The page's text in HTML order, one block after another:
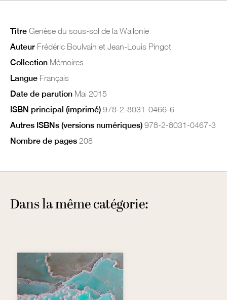
Titre Genèse du sous-sol de la Wallonie
Auteur Frédéric Boulvain et Jean-Louis Pingot
Collection Mémoires
Langue Français
Date de parution Mai 2015
ISBN principal (imprimé) 978-2-8031-0466-6
Autres ISBNs (versions numériques) 978-2-8031-0467-3
Nombre de pages 208
Dans la même catégorie: